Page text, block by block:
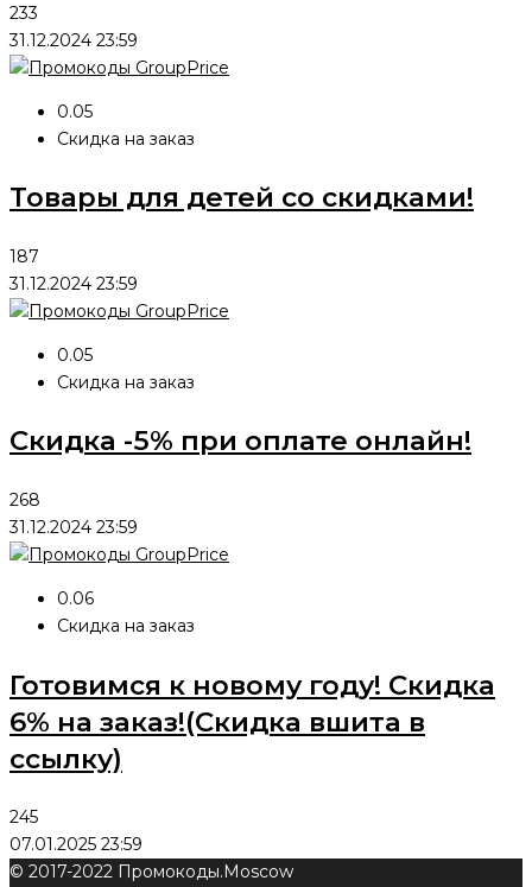
233
31.12.2024 23:59
0.05
Скидка на заказ
Товары для детей со скидками!
187
31.12.2024 23:59
0.05
Скидка на заказ
Скидка -5% при оплате онлайн!
268
31.12.2024 23:59
0.06
Скидка на заказ
Готовимся к новому году! Скидка
6% на заказ!(Скидка вшита в
ссылку)
245
07.01.2025 23:59
© 2017-2022 Промокоды.Moscow